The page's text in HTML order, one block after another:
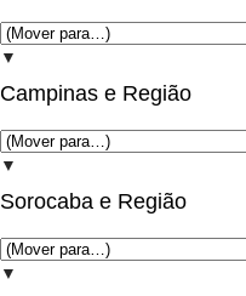
▼
Campinas e Região
▼
Sorocaba e Região
▼